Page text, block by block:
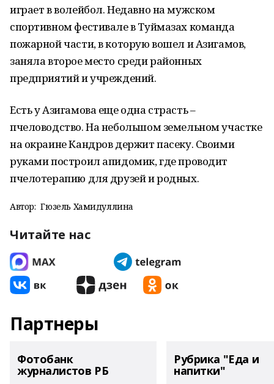
играет в волейбол. Недавно на мужском
спортивном фестивале в Туймазах команда
пожарной части, в которую вошел и Азигамов,
заняла второе место среди районных
предприятий и учреждений.
Есть у Азигамова еще одна страсть –
пчеловодство. На небольшом земельном участке
на окраине Кандров держит пасеку. Своими
руками построил апидомик, где проводит
пчелотерапию для друзей и родных.
Автор: Гюзель Хамидуллина
Читайте нас
Партнеры
Фотобанк
журналистов РБ
Рубрика "Еда и
напитки"